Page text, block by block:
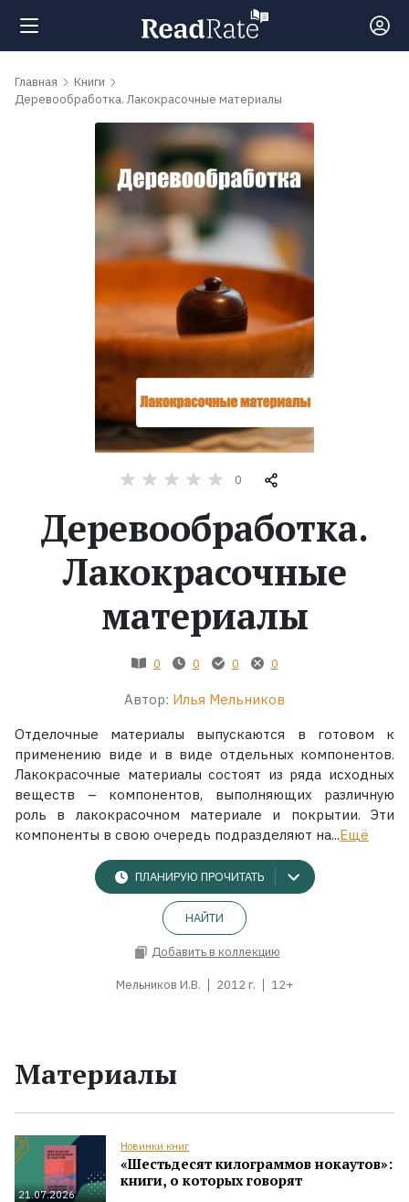
Поиск
Рейтинги
обсуждаемые
Экранизации
Коллекции
Главная
Книги
Деревообработка. Лакокрасочные материалы
0
Деревообработка.
Лакокрасочные
материалы
0 0 0 0
Автор: Илья Мельников
Отделочные материалы выпускаются в готовом к
применению виде и в виде отдельных компонентов.
Лакокрасочные материалы состоят из ряда исходных
веществ – компонентов, выполняющих различную
роль в лакокрасочном материале и покрытии. Эти
компоненты в свою очередь подразделяют на...Ещё
ПЛАНИРУЮ ПРОЧИТАТЬ
НАЙТИ
Добавить в коллекцию
Мельников И.В. 2012 г. 12+
Материалы
21.07.2026
Новинки книг
«Шестьдесят килограммов нокаутов»:
книги, о которых говорят